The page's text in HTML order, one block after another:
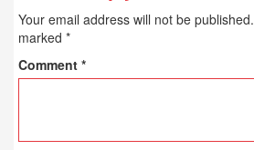
Your email address will not be published.
marked *
Comment *